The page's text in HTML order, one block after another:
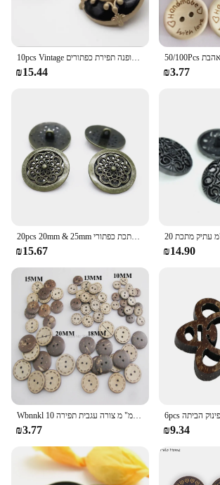
10pcs Vintage פרל יהלומי מתכת כפתורי בגדי תפירת ציוד ואבזרים נשים מעיל כפתורי אופנה תפירת כפתורים
₪15.44 ₪3.77
20pcs 20mm & 25mm עתיק כסף ברונזה חלול פרח דפוס תפירת שוק מתכת כפתורי DIY בד כפתורים עגול Scrapbook כפתור
₪15.67 ₪14.90
Wbnnkl 10 מ "מ/15 מ" מ/20 מ "מ/20 מ" מ/20 מ "מ/20 מ" מ צורה עגבית תפירה
₪3.77 ₪9.34